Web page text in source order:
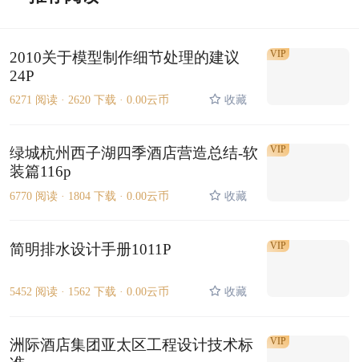
2010关于模型制作细节处理的建议
24P
6271 阅读 · 2620 下载 · 0.00云币 收藏
VIP
绿城杭州西子湖四季酒店营造总结-软
装篇116p
6770 阅读 · 1804 下载 · 0.00云币 收藏
VIP
简明排水设计手册1011P
5452 阅读 · 1562 下载 · 0.00云币 收藏
VIP
洲际酒店集团亚太区工程设计技术标
VIP